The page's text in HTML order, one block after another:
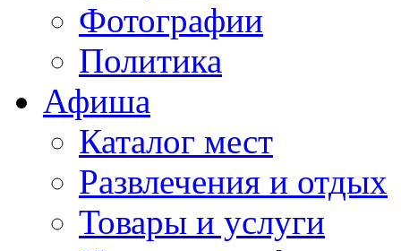
Фотографии
Политика
Афиша
Каталог мест
Развлечения и отдых
Товары и услуги